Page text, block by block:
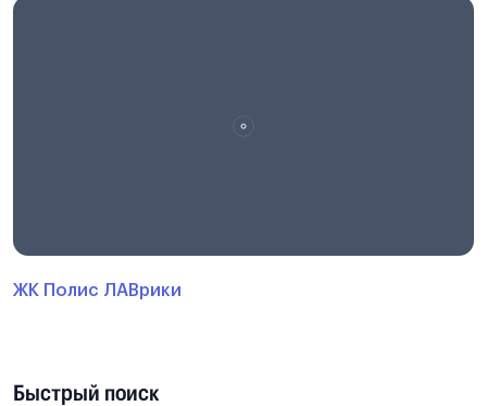
ЖК Полис ЛАВрики
Быстрый поиск